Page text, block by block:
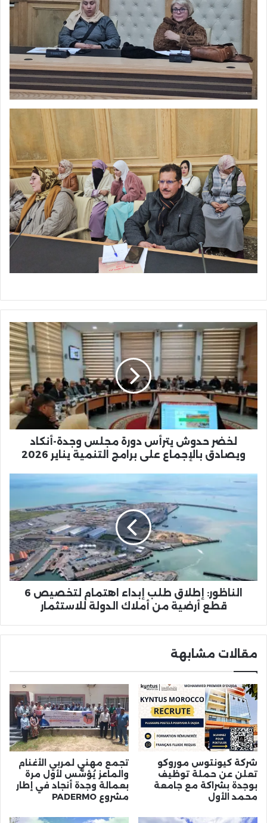
لخضر
حدوش
يترأس
دورة
مجلس
وجدة-
أنكاد
ويصادق
بالإجماع
برامج
لخضر حدوش يترأس دورة مجلس وجدة-أنكاد
ويصادق بالإجماع على برامج التنمية يناير 2026
اهتمام
أرضية
الناظور: إطلاق طلب إبداء اهتمام لتخصيص 6
قطع أرضية من أملاك الدولة للاستثمار
مقالات مشابهة
شركة كيونتوس موروكو
تعلن عن حملة توظيف
بوجدة بشراكة مع جامعة
محمد الأول
تجمع مهني لمربي الأغنام
والماعز يُؤسَّس لأول مرة
بعمالة وجدة أنجاد في إطار
مشروع PADERMO